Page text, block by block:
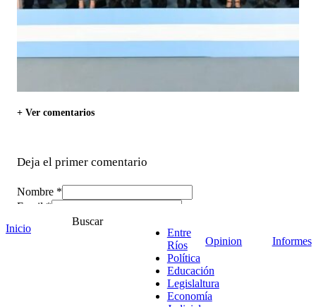
+ Ver comentarios
Deja el primer comentario
Nombre *
Email *
*
Inicio
Buscar
Entre
Ríos
Política
Educación
Legislaltura
Economía
Opinion Informes